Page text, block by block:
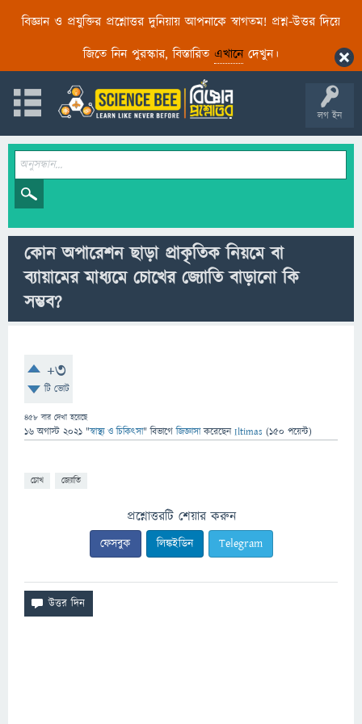
বিজ্ঞান ও প্রযুক্তির প্রশ্নোত্তর দুনিয়ায় আপনাকে স্বাগতম! প্রশ্ন-উত্তর দিয়ে
জিতে নিন পুরস্কার, বিস্তারিত এখানেদেখুন।
লগ ইন
কোন অপারেশন ছাড়া প্রাকৃতিক নিয়মে বা
ব্যায়ামের মাধ্যমে চোখের জ্যোতি বাড়ানো কি
সম্ভব?
+3
টি ভোট
458 বার দেখা হয়েছে
16 অগাস্ট 2021 "স্বাস্থ্য ও চিকিৎসা" বিভাগে জিজ্ঞাসাকরেছেনIltimas (150 পয়েন্ট)
চোখ জ্যোতি
প্রশ্নোত্তরটি শেয়ার করুন
ফেসবুক লিঙ্কইডিন Telegram